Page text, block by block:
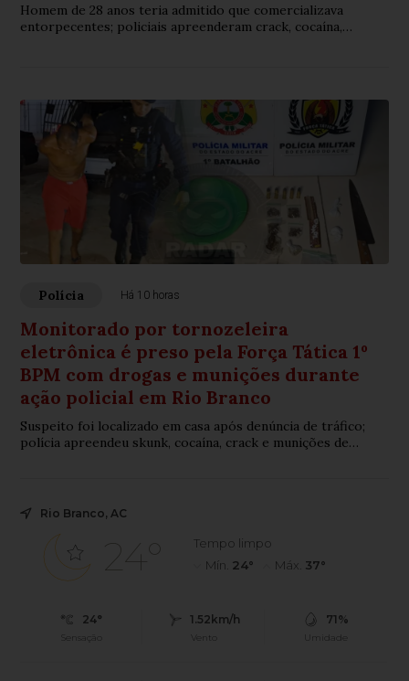
Homem de 28 anos teria admitido que comercializava
entorpecentes; policiais apreenderam crack, cocaína,
Polícia Há 10 horas
Monitorado por tornozeleira
eletrônica é preso pela Força Tática 1º
BPM com drogas e munições durante
ação policial em Rio Branco
Suspeito foi localizado em casa após denúncia de tráfico;
polícia apreendeu skunk, cocaína, crack e munições de
Rio Branco, AC
24°
Tempo limpo
Mín. 24° Máx. 37°
24°
Sensação
1.52km/h
Vento
71%
Umidade